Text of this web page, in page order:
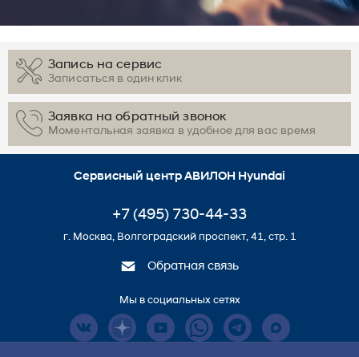
Запись на сервис
Записаться в один клик
Заявка на обратный звонок
Моментальная заявка в удобное для вас время
Сервисный центр АВИЛОН Hyundai
+7 (495) 730-44-33
г. Москва, Волгоградский проспект, 41, стр. 1
Обратная связь
Мы в социальных сетях